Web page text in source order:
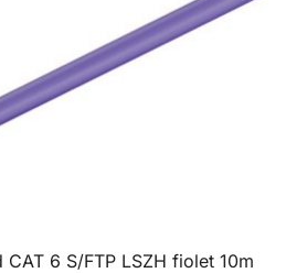
6 S/FTP LSZH fiolet 10m